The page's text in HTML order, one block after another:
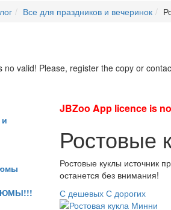
Все для праздников и вечеринок
no valid! Please, register the copy or
JBZoo App licence is
Ростовые
Ростовые куклы источник
останется без внимания!
С дешевых С дорогих